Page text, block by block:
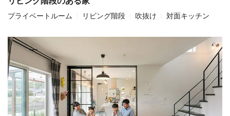
プライベートルーム リビング階段 吹抜け 対面キッチン